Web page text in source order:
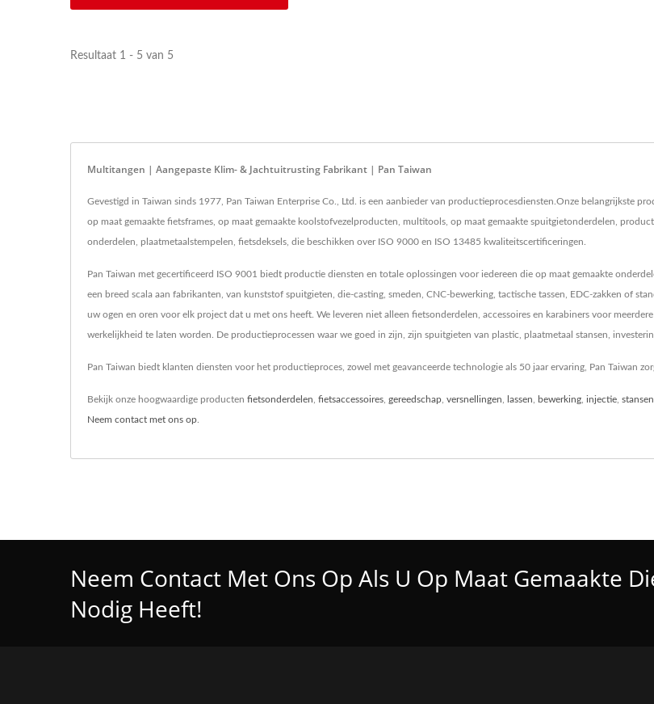
Resultaat 1 - 5 van 5
Multitangen | Aangepaste Klim- & Jachtuitrusting Fabrikant | Pan Taiwan
Gevestigd in Taiwan sinds 1977, Pan Taiwan Enterprise Co., Ltd. is een aanbieder van productieprocesdiensten.Onze belangrijkste
op maat gemaakte fietsframes, op maat gemaakte koolstofvezelproducten, multitools, op maat gemaakte spuitgietonderdelen,
onderdelen, plaatmetaalstempelen, fietsdeksels, die beschikken over ISO 9000 en ISO 13485 kwaliteitscertificeringen.
Pan Taiwan met gecertificeerd ISO 9001 biedt productie diensten en totale oplossingen voor iedereen die op maat gemaakte
een breed scala aan fabrikanten, van kunststof spuitgieten, die-casting, smeden, CNC-bewerking, tactische tassen, EDC-zakken of
uw ogen en oren voor elk project dat u met ons heeft. We leveren niet alleen fietsonderdelen, accessoires en karabiners voor
werkelijkheid te laten worden. De productieprocessen waar we goed in zijn, zijn spuitgieten van plastic, plaatmetaal stansen,
Pan Taiwan biedt klanten diensten voor het productieproces, zowel met geavanceerde technologie als 50 jaar ervaring, Pan Taiwan
Bekijk onze hoogwaardige producten fietsonderdelen fietsaccessoires gereedschap versnellingen lassen bewerking injectie stansen
Neem contact met ons op
Neem Contact Met Ons Op Als U Op Maat Gemaakte
Nodig Heeft!